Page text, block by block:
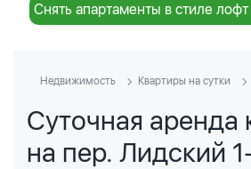
Снять апартаменты в стиле лофт
Недвижимость Квартиры на сутки
Суточная аренда
на пер. Лидский